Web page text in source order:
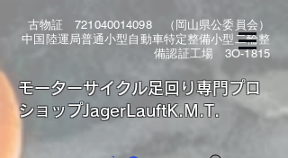
古物証 721040014098（岡山県公委員会）
中国陸運局普通小型自動車特定整備小型二輪整
備認証工場 3O-1815
​モーターサイクル足回り専門プロ
ショップJagerLauftK.M.T.